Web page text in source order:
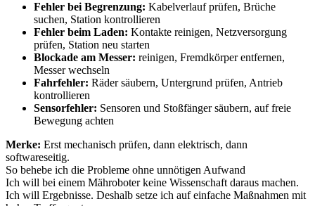
Fehler bei Begrenzung: Kabelverlauf prüfen, Brüche
suchen, Station kontrollieren
Fehler beim Laden: Kontakte reinigen, Netzversorgung
prüfen, Station neu starten
Blockade am Messer: reinigen, Fremdkörper entfernen,
Messer wechseln
Fahrfehler: Räder säubern, Untergrund prüfen, Antrieb
kontrollieren
Sensorfehler: Sensoren und Stoßfänger säubern, auf freie
Bewegung achten
Merke: Erst mechanisch prüfen, dann elektrisch, dann
softwareseitig.
So behebe ich die Probleme ohne unnötigen Aufwand
Ich will bei einem Mähroboter keine Wissenschaft daraus machen.
Ich will Ergebnisse. Deshalb setze ich auf einfache Maßnahmen mit